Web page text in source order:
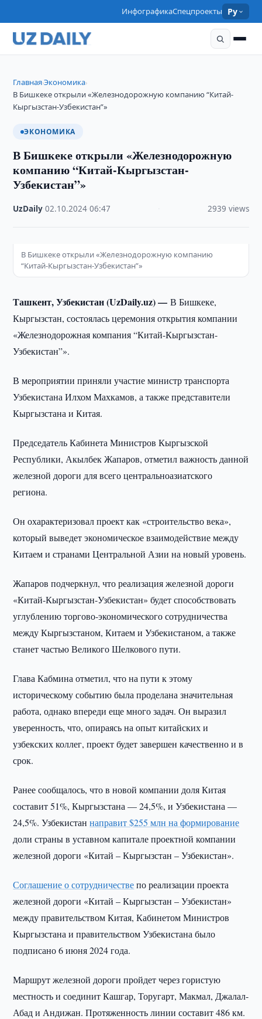
ИнфографикаСпецпроекты Ру
Главная›Экономика›
В Бишкеке открыли «Железнодорожную компанию “Китай-
Кыргызстан-Узбекистан”»
ЭКОНОМИКА
В Бишкеке открыли «Железнодорожную
компанию “Китай-Кыргызстан-
Узбекистан”»
UzDaily ·02.10.2024 ·06:47 2939 views
В Бишкеке открыли «Железнодорожную компанию
“Китай-Кыргызстан-Узбекистан”»
Ташкент, Узбекистан (UzDaily.uz) —В Бишкеке,
Кыргызстан, состоялась церемония открытия компании
«Железнодорожная компания “Китай-Кыргызстан-
Узбекистан”».
В мероприятии приняли участие министр транспорта
Узбекистана Илхом Махкамов, а также представители
Кыргызстана и Китая.
Председатель Кабинета Министров Кыргызской
Республики, Акылбек Жапаров, отметил важность данной
железной дороги для всего центральноазиатского
региона.
Он охарактеризовал проект как «строительство века»,
который выведет экономическое взаимодействие между
Китаем и странами Центральной Азии на новый уровень.
Жапаров подчеркнул, что реализация железной дороги
«Китай-Кыргызстан-Узбекистан» будет способствовать
углублению торгово-экономического сотрудничества
между Кыргызстаном, Китаем и Узбекистаном, а также
станет частью Великого Шелкового пути.
Глава Кабмина отметил, что на пути к этому
историческому событию была проделана значительная
работа, однако впереди еще много задач. Он выразил
уверенность, что, опираясь на опыт китайских и
узбекских коллег, проект будет завершен качественно и в
срок.
Ранее сообщалось, что в новой компании доля Китая
составит 51%, Кыргызстана — 24,5%, и Узбекистана —
24,5%. Узбекистаннаправит $255 млн на формирование
доли страны в уставном капитале проектной компании
железной дороги «Китай – Кыргызстан – Узбекистан».
Соглашение о сотрудничествепо реализации проекта
железной дороги «Китай – Кыргызстан – Узбекистан»
между правительством Китая, Кабинетом Министров
Кыргызстана и правительством Узбекистана было
подписано 6 июня 2024 года.
Маршрут железной дороги пройдет через гористую
местность и соединит Кашгар, Торугарт, Макмал, Джалал-
Абад и Андижан. Протяженность линии составит 486 км.